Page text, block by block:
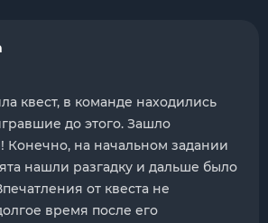
квест, в команде находились
до этого. Зашло
Конечно, на начальном задании
нашли разгадку и дальше было
от квеста не
время после его